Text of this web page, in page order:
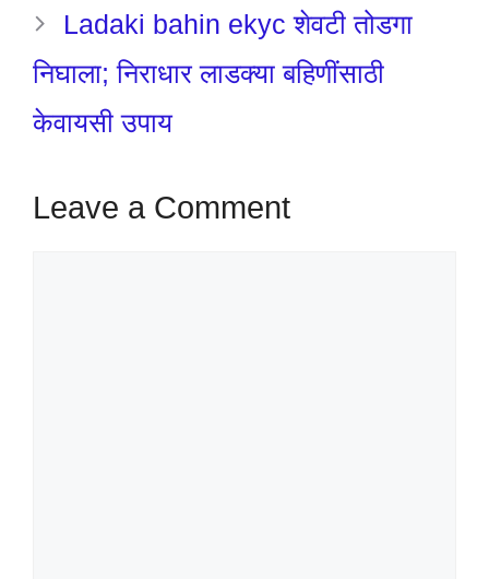
Ladaki bahin ekyc शेवटी तोडगा
निघाला; निराधार लाडक्या बहिणींसाठी
केवायसी उपाय
Leave a Comment